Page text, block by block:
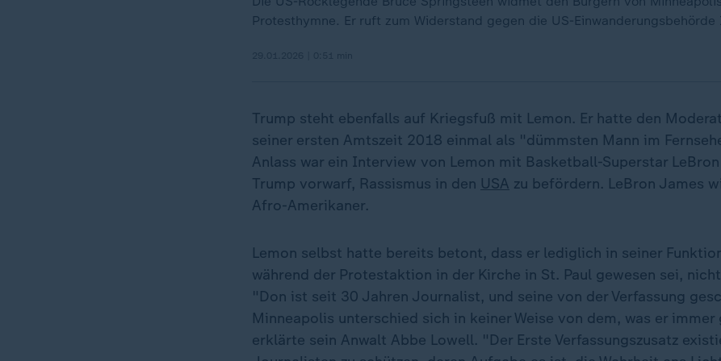
Protesthymne. Er ruft zum Widerstand gegen die US-Einwanderungsbehörde
Trump steht ebenfalls auf Kriegsfuß mit Lemon. Er hatte den
seiner ersten Amtszeit 2018 einmal als "dümmsten Mann im
Anlass war ein Interview von Lemon mit Basketball-Superstar
Trump vorwarf, Rassismus in den USA zu befördern. LeBron James
Afro-Amerikaner.
Lemon selbst hatte bereits betont, dass er lediglich in seiner
während der Protestaktion in der Kirche in St. Paul gewesen sei,
"Don ist seit 30 Jahren Journalist, und seine von der Verfassung
Minneapolis unterschied sich in keiner Weise von dem, was er immer
erklärte sein Anwalt Abbe Lowell. "Der Erste Verfassungszusatz